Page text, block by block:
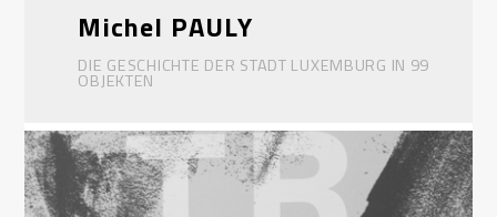
Michel PAULY
DIE GESCHICHTE DER STADT LUXEMBURG IN 99
OBJEKTEN